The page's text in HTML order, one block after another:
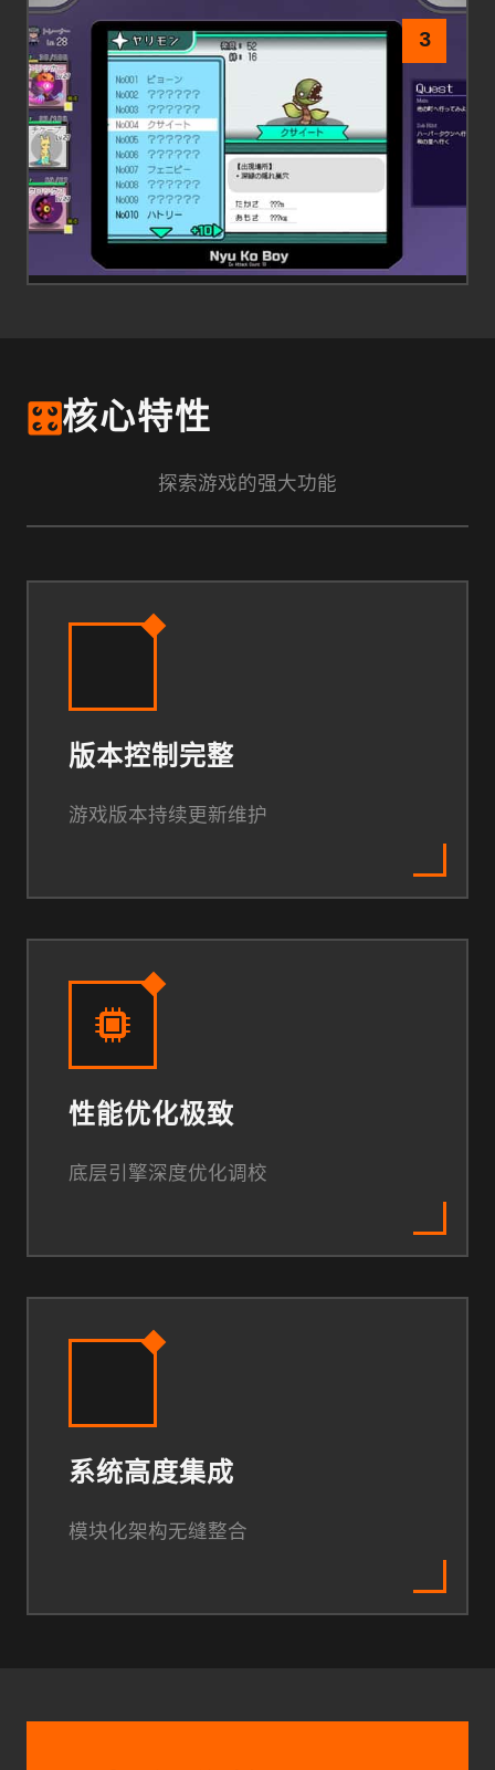
3
🎛️核心特性
探索游戏的强大功能
版本控制完整
游戏版本持续更新维护
性能优化极致
底层引擎深度优化调校
系统高度集成
模块化架构无缝整合